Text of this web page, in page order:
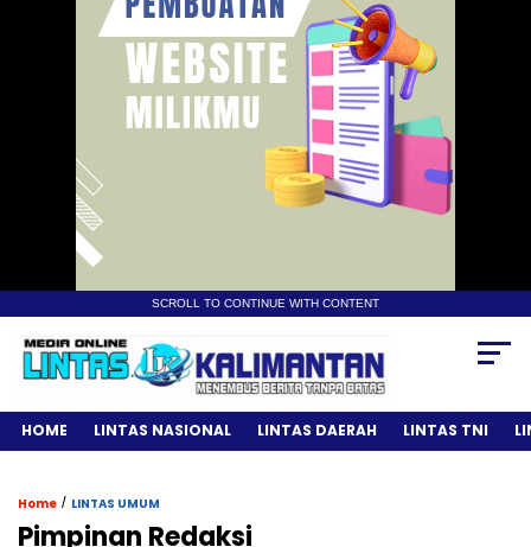
SCROLL TO CONTINUE WITH CONTENT
HOME LINTAS NASIONAL LINTAS DAERAH LINTAS TNI
Home / LINTAS UMUM
Pimpinan Redaksi